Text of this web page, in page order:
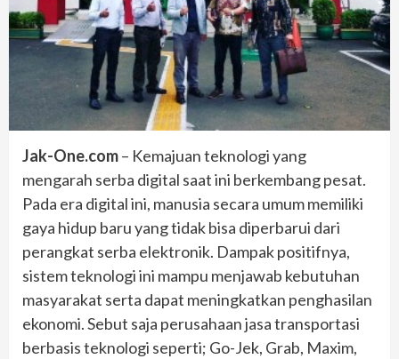
Jak-One.com– Kemajuan teknologi yang
mengarah serba digital saat ini berkembang pesat.
Pada era digital ini, manusia secara umum memiliki
gaya hidup baru yang tidak bisa diperbarui dari
perangkat serba elektronik. Dampak positifnya,
sistem teknologi ini mampu menjawab kebutuhan
masyarakat serta dapat meningkatkan penghasilan
ekonomi. Sebut saja perusahaan jasa transportasi
berbasis teknologi seperti; Go-Jek, Grab, Maxim,